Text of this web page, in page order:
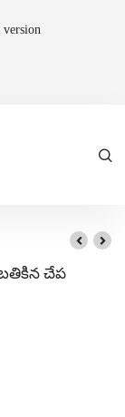
version
చేప